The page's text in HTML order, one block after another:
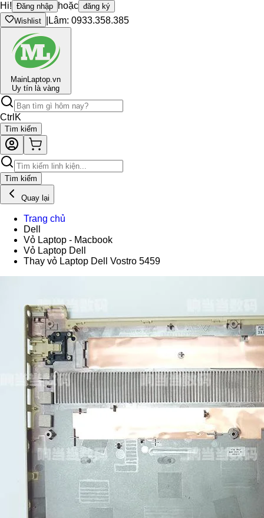
Hi! Đăng nhập hoặc đăng ký
Wishlist
Lâm: 0933.358.385
MainLaptop.vn
Uy tín là vàng
Ctrl K
Tìm kiếm
Tìm kiếm
Quay lại
Trang chủ
Dell
Vỏ Laptop - Macbook
Vỏ Laptop Dell
Thay vỏ Laptop Dell Vostro 5459